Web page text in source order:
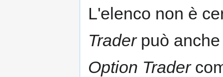
L'elenco non è
Traderpuò
Option Trader